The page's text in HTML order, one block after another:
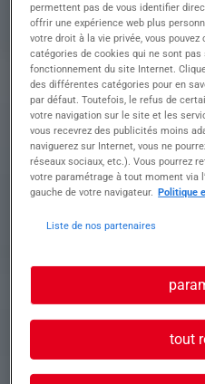
Salaire
Ville
Référence
Contact
Tél.
Postuler
permettent pas de vous identifier
offrir une expérience web plus
votre droit à la vie privée, vous
catégories de cookies qui ne sont
fonctionnement du site Internet.
des différentes catégories pour en
par défaut. Toutefois, le refus de
votre navigation sur le site et les
vous recevrez des publicités moins
naviguerez sur Internet, vous ne
réseaux sociaux, etc.). Vous pourrez
votre paramétrage à tout moment via
gauche de votre navigateur. Politique
Liste de nos partenaires
tout